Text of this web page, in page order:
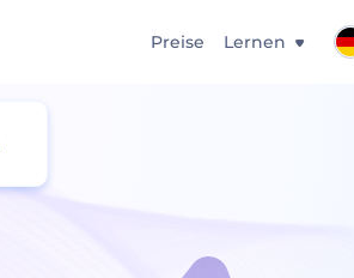
Preise Lernen